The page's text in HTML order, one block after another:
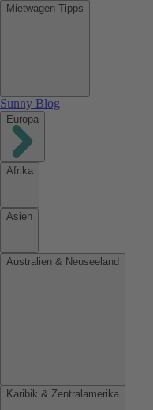
Mietwagen-Tipps
Sunny Blog
Europa
Afrika
Asien
Australien & Neuseeland
Karibik & Zentralamerika